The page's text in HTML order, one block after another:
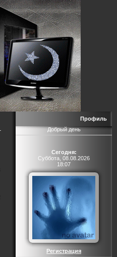
Профиль
Добрый день
Сегодня:
Суббота, 08.08.2026
18:07
Регистрация